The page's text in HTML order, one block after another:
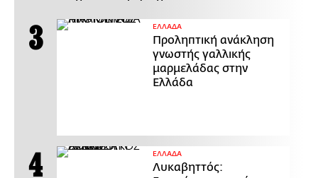
ΕΛΛΑΔΑ
Προληπτική ανάκληση
γνωστής γαλλικής
μαρμελάδας στην
Ελλάδα
ΕΛΛΑΔΑ
Λυκαβηττός: